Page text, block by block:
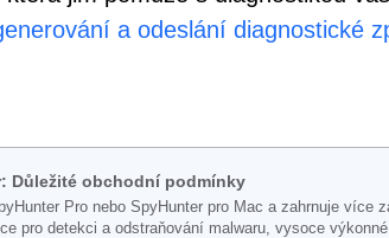
a odeslání diagnostické
Důležité obchodní podmínky
Pro nebo SpyHunter pro Mac a zahrnuje
pro detekci a odstraňování malwaru, vysoce